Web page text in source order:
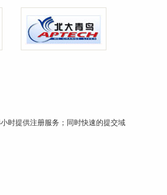
时提供注册服务；同时快速的提交域